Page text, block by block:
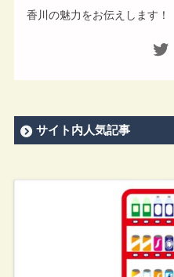
香川の魅力をお伝えします！
サイト内人気記事